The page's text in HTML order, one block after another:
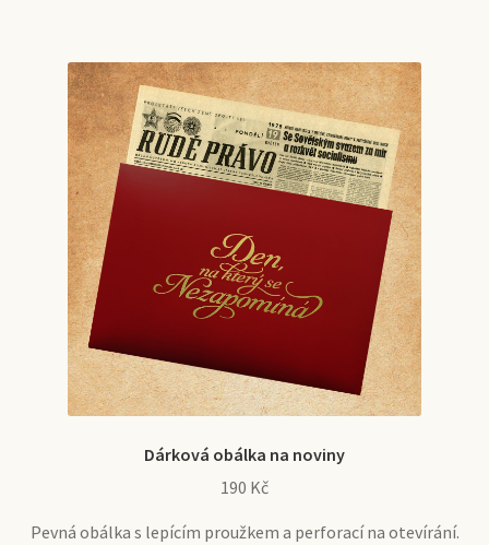
Dárková obálka na noviny
190 Kč
Pevná obálka s lepícím proužkem a perforací na otevírání.